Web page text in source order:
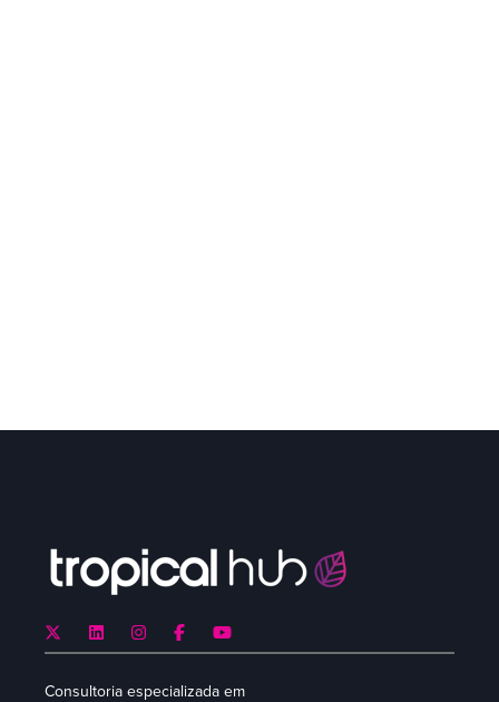
Consultoria especializada em